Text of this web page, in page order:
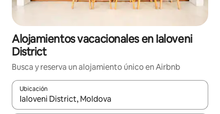
Alojamientos vacacionales en Ialoveni
District
Busca y reserva un alojamiento único en Airbnb
Ubicación
Cuando los resultados estén disponibles, podrás navegar